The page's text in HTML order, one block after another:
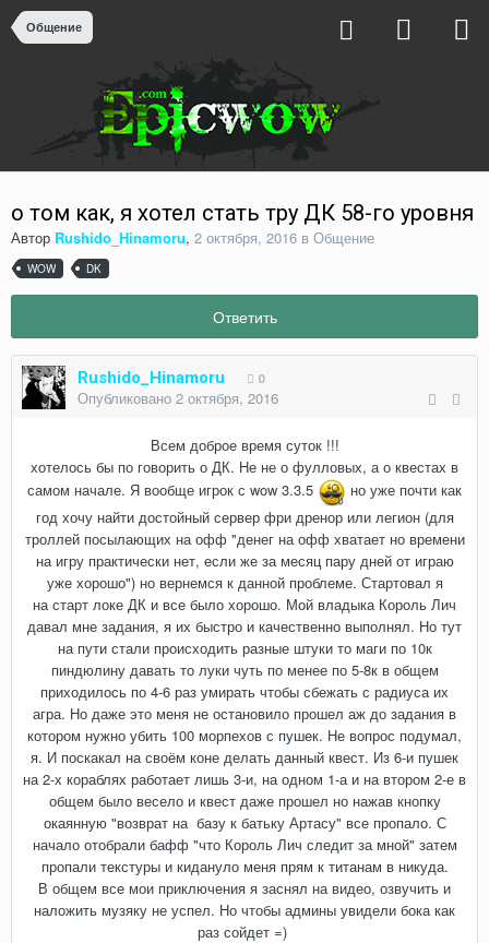
Общение
о том как, я хотел стать тру ДК 58-го уровня
Автор Rushido_Hinamoru, 2 октября, 2016 в Общение
WOW DK
Ответить
Rushido_Hinamoru 0
Опубликовано 2 октября, 2016
Всем доброе время суток !!!
хотелось бы по говорить о ДК. Не не о фулловых, а о квестах в
самом начале. Я вообще игрок с wow 3.3.5
но уже почти как
год хочу найти достойный сервер фри дренор или легион (для
троллей посылающих на офф "денег на офф хватает но времени
на игру практически нет, если же за месяц пару дней от играю
уже хорошо") но вернемся к данной проблеме. Стартовал я
на старт локе ДК и все было хорошо. Мой владыка Король Лич
давал мне задания, я их быстро и качественно выполнял. Но тут
на пути стали происходить разные штуки то маги по 10к
пиндюлину давать то луки чуть по менее по 5-8к в общем
приходилось по 4-6 раз умирать чтобы сбежать с радиуса их
агра. Но даже это меня не остановило прошел аж до задания в
котором нужно убить 100 морпехов с пушек. Не вопрос подумал,
я. И поскакал на своём коне делать данный квест. Из 6-и пушек
на 2-х кораблях работает лишь 3-и, на одном 1-а и на втором 2-е в
общем было весело и квест даже прошел но нажав кнопку
окаянную "возврат на базу к батьку Артасу" все пропало. С
начало отобрали бафф "что Король Лич следит за мной" затем
пропали текстуры и кидануло меня прям к титанам в никуда.
В общем все мои приключения я заснял на видео, озвучить и
наложить музяку не успел. Но чтобы админы увидели бока как
раз сойдет =)